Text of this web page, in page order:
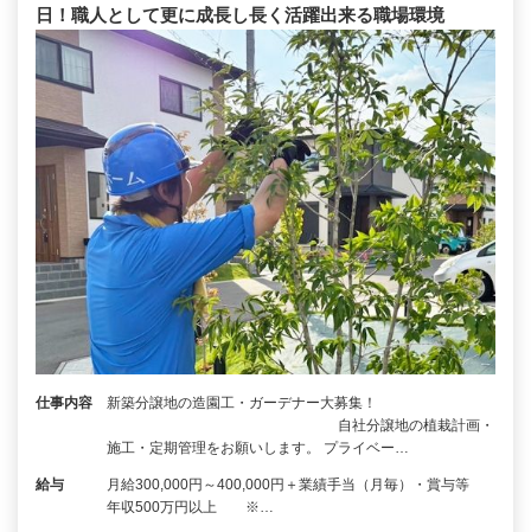
日！職人として更に成長し長く活躍出来る職場環境
仕事内容
新築分譲地の造園工・ガーデナー大募集！
自社分譲地の植栽計画・
施工・定期管理をお願いします。 プライベー…
給与
月給300,000円～400,000円＋業績手当（月毎）・賞与等
年収500万円以上 ※…